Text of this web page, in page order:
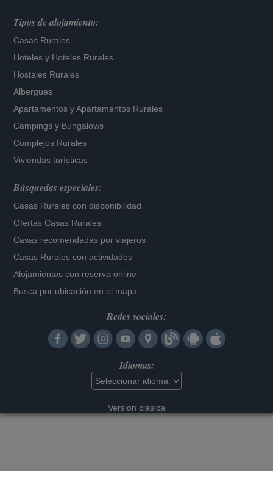
Tipos de alojamiento:
Casas Rurales
Hoteles y Hoteles Rurales
Hostales Rurales
Albergues
Apartamentos yApartamentos Rurales
Campings y Bungalows
Complejos Rurales
Viviendas turísticas
Búsquedas especiales:
Casas Rurales con disponibilidad
Ofertas Casas Rurales
Casas recomendadas por viajeros
Casas Rurales con actividades
Alojamientos con reserva online
Busca por ubicación en el mapa
Redes sociales:
Idiomas:
Versión clásica